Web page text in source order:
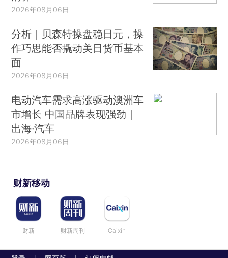
2026年08月06日
分析｜贝森特操盘稳日元，操
作巧思能否撬动美日货币基本
面
2026年08月06日
电动汽车需求高涨驱动澳洲车
市增长 中国品牌表现强劲｜
出海·汽车
2026年08月06日
财新移动
财新 财新周刊 Caixin